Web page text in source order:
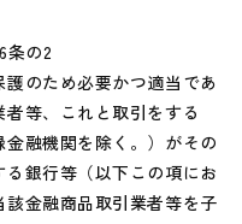
条の2
のため必要かつ適当であ
等、これと取引をする
融機関を除く。）がその
銀行等（以下この項にお
金融商品取引業者等を子